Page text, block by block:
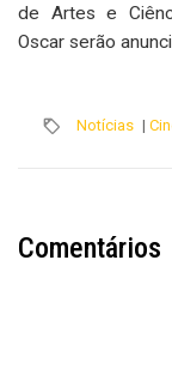
de Artes e
Oscar serão
Notícias |
Comentários